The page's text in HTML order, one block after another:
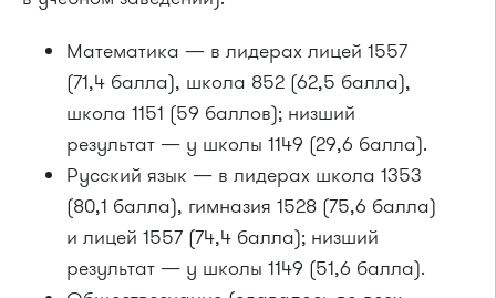
Математика — в лидерах лицей 1557
(71,4 балла), школа 852 (62,5 балла),
школа 1151 (59 баллов); низший
результат — у школы 1149 (29,6 балла).
Русский язык — в лидерах школа 1353
(80,1 балла), гимназия 1528 (75,6 балла)
и лицей 1557 (74,4 балла); низший
результат — у школы 1149 (51,6 балла).